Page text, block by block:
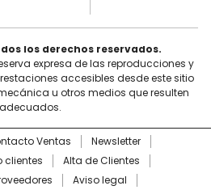
los derechos reservados.
expresa de las reproducciones y
accesibles desde este sitio
u otros medios que resulten
adecuados.
Ventas
Newsletter
clientes
Alta de Clientes
Aviso legal